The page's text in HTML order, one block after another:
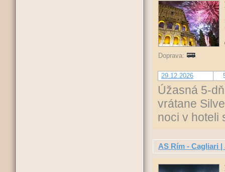
Doprava:
29.12.2026
Úžasná 5-
vrátane
noci v hoteli
AS Rím - Cagliari |